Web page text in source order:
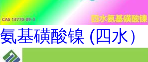
氨基磺酸镍 (四水）